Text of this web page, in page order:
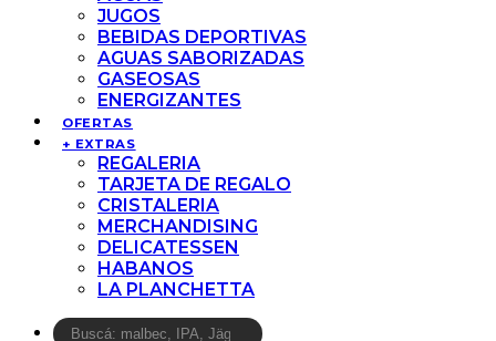
JUGOS
BEBIDAS DEPORTIVAS
AGUAS SABORIZADAS
GASEOSAS
ENERGIZANTES
OFERTAS
+ EXTRAS
REGALERIA
TARJETA DE REGALO
CRISTALERIA
MERCHANDISING
DELICATESSEN
HABANOS
LA PLANCHETTA